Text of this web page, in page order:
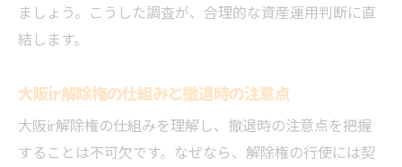
ましょう。こうした調査が、合理的な資産運用判断に直
結します。
大阪ir解除権の仕組みと撤退時の注意点
大阪ir解除権の仕組みを理解し、撤退時の注意点を把握
することは不可欠です。なぜなら、解除権の行使には契